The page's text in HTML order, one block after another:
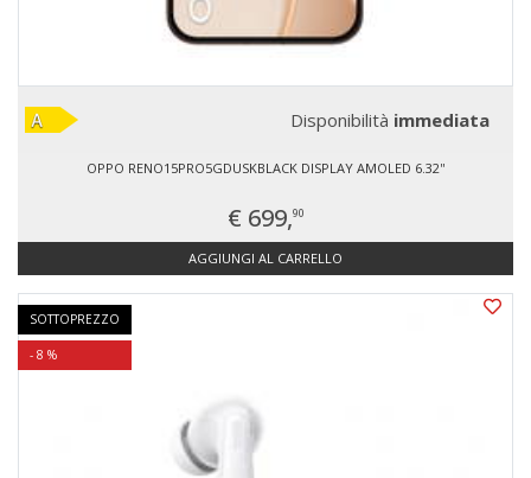
Disponibilità immediata
OPPO RENO15PRO5GDUSKBLACK DISPLAY AMOLED 6.32''
€ 699,90
AGGIUNGI AL CARRELLO
SOTTOPREZZO
- 8 %